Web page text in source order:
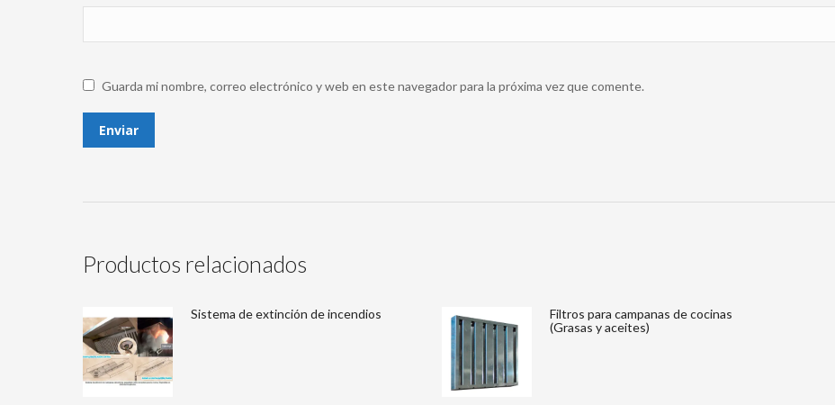
Guarda mi nombre, correo electrónico y web en este navegador para la próxima vez que comente.
Productos relacionados
Sistema de extinción de incendios
Filtros para campanas de cocinas
(Grasas y aceites)